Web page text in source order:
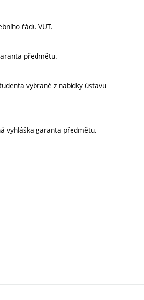
řádu VUT.
předmětu.
vybrané z nabídky ústavu
vyhláška garanta předmětu.